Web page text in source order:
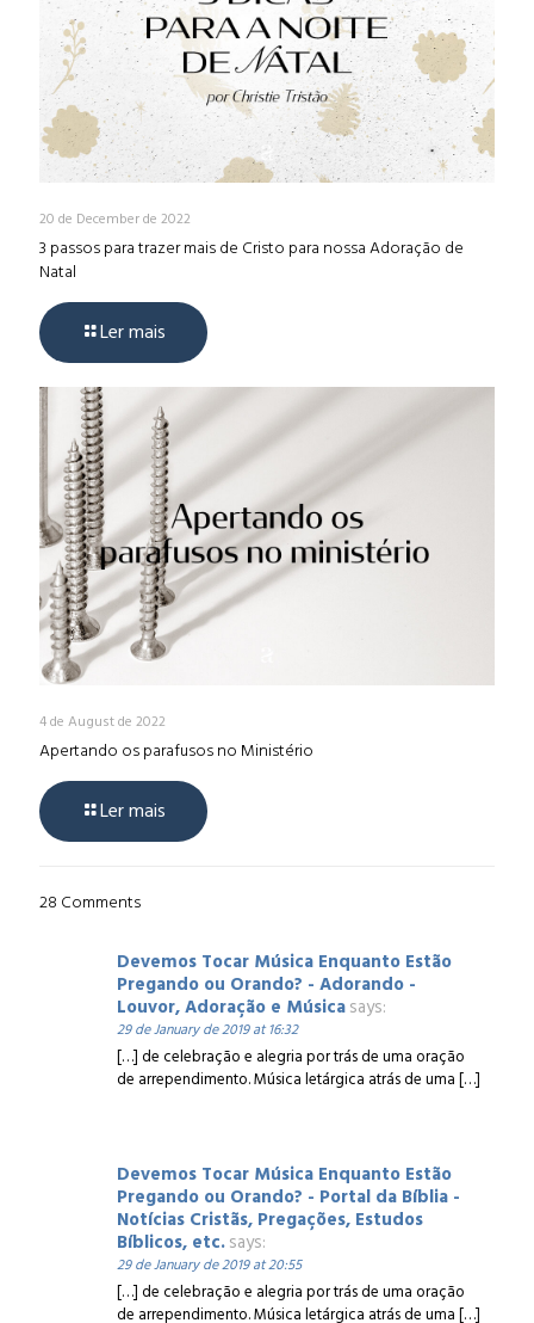
20 de December de 2022
3 passos para trazer mais de Cristo para nossa Adoração de
Natal
Ler mais
4 de August de 2022
Apertando os parafusos no Ministério
Ler mais
28 Comments
Devemos Tocar Música Enquanto Estão
Pregando ou Orando? - Adorando -
Louvor, Adoração e Músicasays:
29 de January de 2019 at 16:32
[…] de celebração e alegria por trás de uma oração
de arrependimento. Música letárgica atrás de uma […]
Devemos Tocar Música Enquanto Estão
Pregando ou Orando? - Portal da Bíblia -
Notícias Cristãs, Pregações, Estudos
Bíblicos, etc.says:
29 de January de 2019 at 20:55
[…] de celebração e alegria por trás de uma oração
de arrependimento. Música letárgica atrás de uma […]